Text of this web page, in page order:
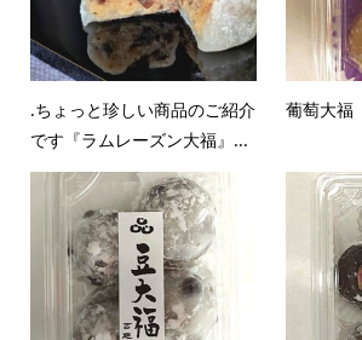
.ちょっと珍しい商品のご紹介
です『ラムレーズン大福』...
葡萄大福